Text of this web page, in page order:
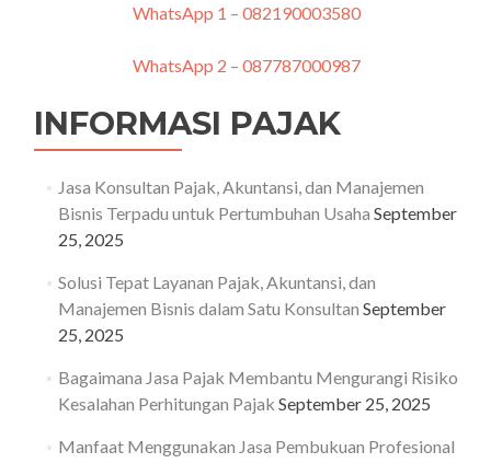
Besar
WhatsApp 1 – 082190003580
WhatsApp 2 – 087787000987
INFORMASI PAJAK
Jasa Konsultan Pajak, Akuntansi, dan Manajemen
Bisnis Terpadu untuk Pertumbuhan Usaha September
25, 2025
Solusi Tepat Layanan Pajak, Akuntansi, dan
Manajemen Bisnis dalam Satu Konsultan September
25, 2025
Bagaimana Jasa Pajak Membantu Mengurangi Risiko
Kesalahan Perhitungan Pajak September 25, 2025
Manfaat Menggunakan Jasa Pembukuan Profesional